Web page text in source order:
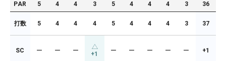
PAR 5 4 4 3 5 4 4 4 3 36
打数 5 4 4 4 5 4 4 4 3 37
SC ー ー ー +1 ー ー ー ー ー +1